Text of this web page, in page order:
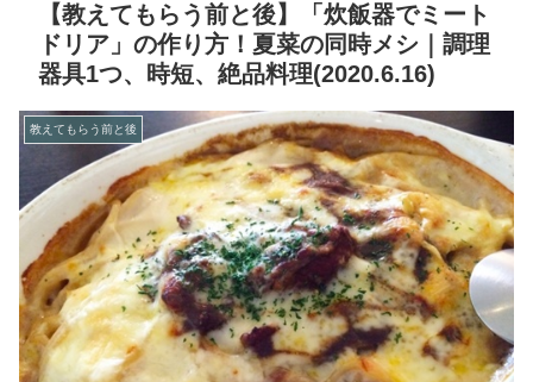
【教えてもらう前と後】「炊飯器でミート
ドリア」の作り方！夏菜の同時メシ｜調理
器具1つ、時短、絶品料理(2020.6.16)
教えてもらう前と後